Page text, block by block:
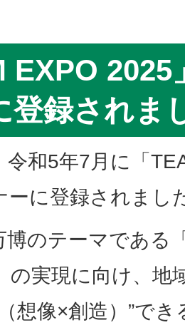
EXPO
登録されま
令和5年7月に「
ーに登録されまし
博のテーマである
の実現に向け、地
想像×創造）”で